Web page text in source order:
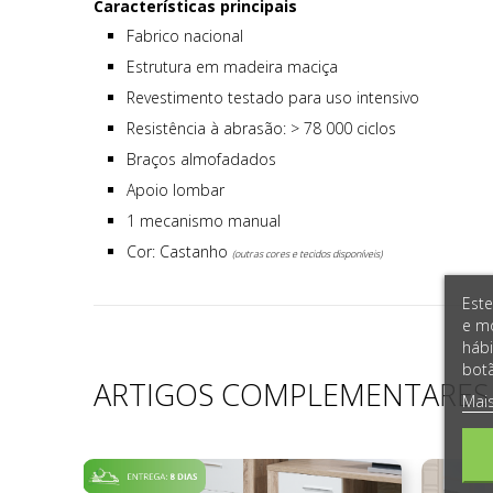
Características principais
Fabrico nacional
Estrutura em madeira maciça
Revestimento testado para uso intensivo
Resistência à abrasão: > 78 000 ciclos
Braços almofadados
Apoio lombar
1 mecanismo manual
Cor: Castanho(outras cores e tecidos disponíveis)
ARTIGOS COMPLEMENTARES
e